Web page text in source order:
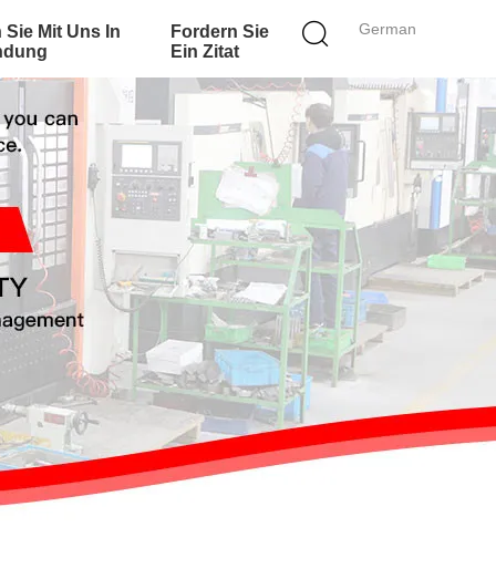
German
Sie Mit Uns In
Fordern Sie
Ein Zitat